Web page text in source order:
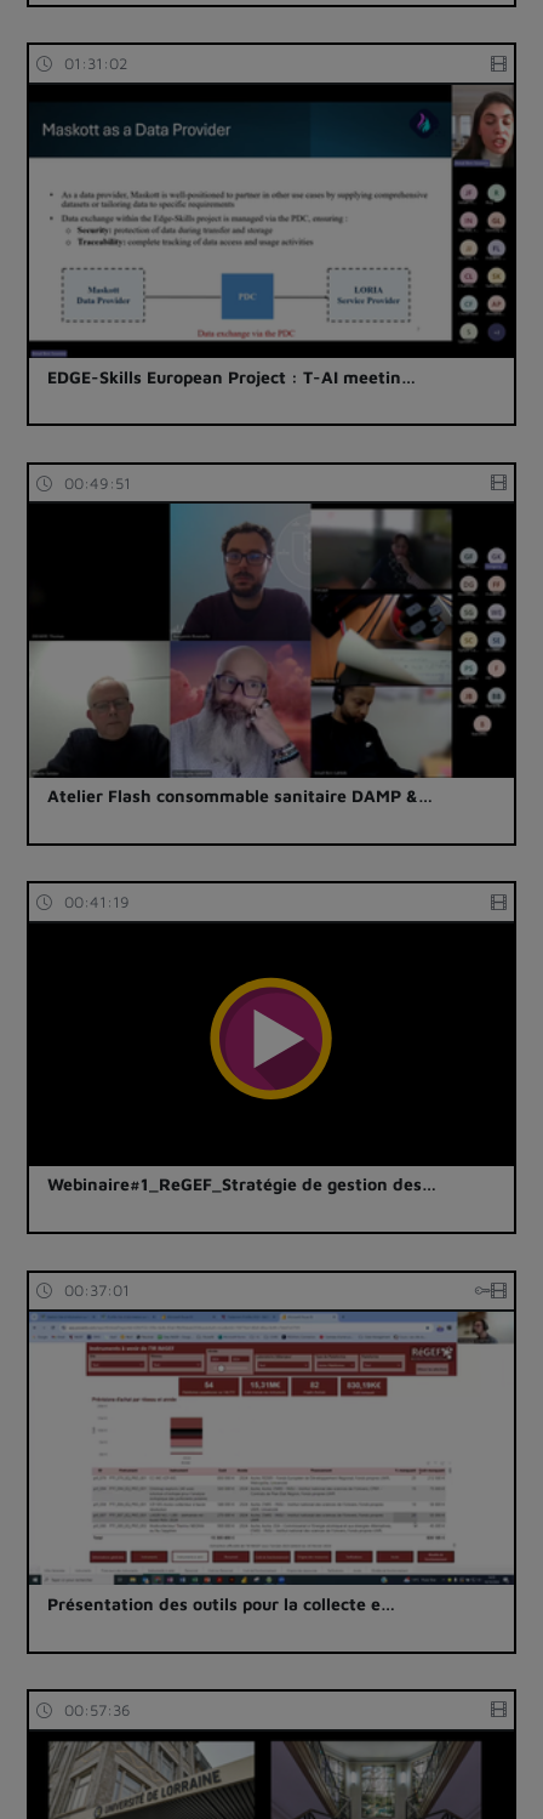
01:31:02
EDGE-Skills European Project : T-AI meetin…
00:49:51
Atelier Flash consommable sanitaire DAMP &…
00:41:19
Webinaire#1_ReGEF_Stratégie de gestion des…
00:37:01
Présentation des outils pour la collecte e…
00:57:36